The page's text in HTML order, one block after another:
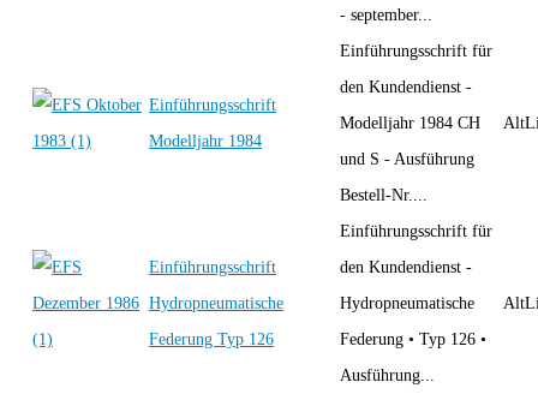
- september...
Einführungsschrift
Modelljahr 1984
Einführungsschrift für
den Kundendienst -
Modelljahr 1984 CH
und S - Ausführung
Bestell-Nr....
Einführungsschrift
Hydropneumatische
Federung Typ 126
Einführungsschrift für
den Kundendienst -
Hydropneumatische
Federung • Typ 126 •
Ausführung...